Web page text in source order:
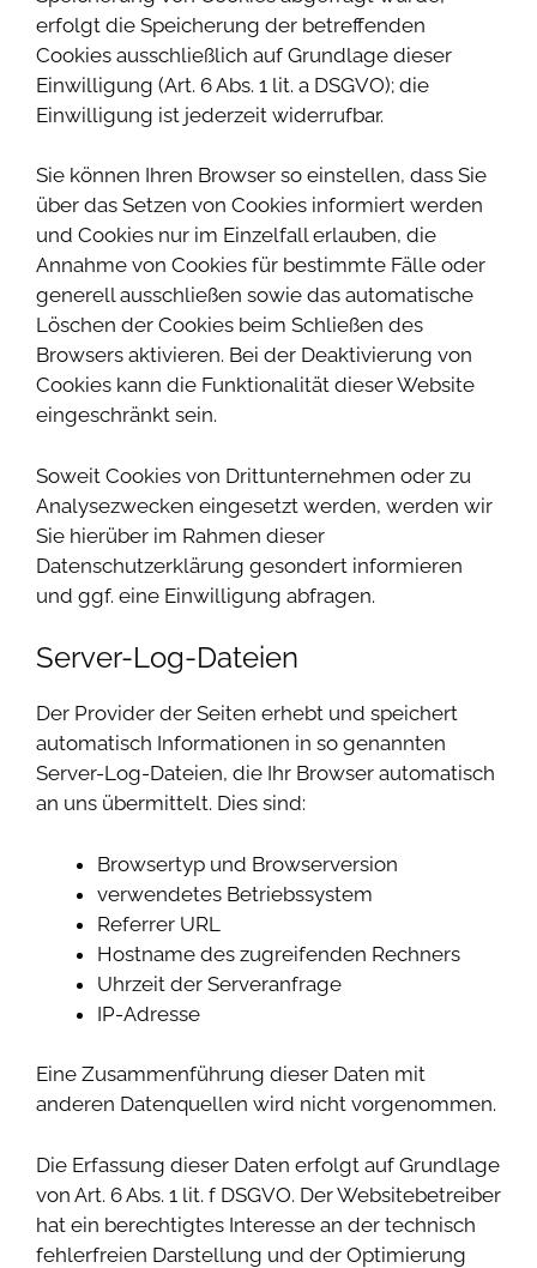
erfolgt die Speicherung der betreffenden
Cookies ausschließlich auf Grundlage dieser
Einwilligung (Art. 6 Abs. 1 lit. a DSGVO); die
Einwilligung ist jederzeit widerrufbar.
Sie können Ihren Browser so einstellen, dass Sie
über das Setzen von Cookies informiert werden
und Cookies nur im Einzelfall erlauben, die
Annahme von Cookies für bestimmte Fälle oder
generell ausschließen sowie das automatische
Löschen der Cookies beim Schließen des
Browsers aktivieren. Bei der Deaktivierung von
Cookies kann die Funktionalität dieser Website
eingeschränkt sein.
Soweit Cookies von Drittunternehmen oder zu
Analysezwecken eingesetzt werden, werden wir
Sie hierüber im Rahmen dieser
Datenschutzerklärung gesondert informieren
und ggf. eine Einwilligung abfragen.
Server-Log-Dateien
Der Provider der Seiten erhebt und speichert
automatisch Informationen in so genannten
Server-Log-Dateien, die Ihr Browser automatisch
an uns übermittelt. Dies sind:
Browsertyp und Browserversion
verwendetes Betriebssystem
Referrer URL
Hostname des zugreifenden Rechners
Uhrzeit der Serveranfrage
IP-Adresse
Eine Zusammenführung dieser Daten mit
anderen Datenquellen wird nicht vorgenommen.
Die Erfassung dieser Daten erfolgt auf Grundlage
von Art. 6 Abs. 1 lit. f DSGVO. Der Websitebetreiber
hat ein berechtigtes Interesse an der technisch
fehlerfreien Darstellung und der Optimierung